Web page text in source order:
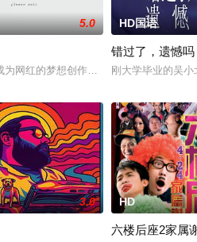
明自己的独立，然而三年后她不得不与
5.0
为网红的梦想创作短视频，并与周小乙等
HD国语
错过了，遗憾吗
刚大学毕业的吴
3.0 HD
六楼后座2家属